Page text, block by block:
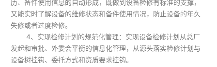
历、备件使用信息的自动形成，既做到设备检修有标准的支撑，
又能实时了解设备的维修状态和备件使用情况，防止设备的年久
失修或者过度检修。
4、实现检修计划的规范化管理：实现设备检修计划从总厂
发起和审批、外委会平衡的信息化管理，从源头落实检修计划与
设备树挂钩、委托方式和资质要求挂钩。